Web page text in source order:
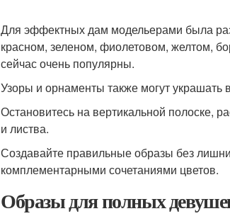
Для эффектных дам модельерами была
красном, зеленом, фиолетовом, желтом,
сейчас очень популярны.
Узоры и орнаменты также могут
Остановитесь на вертикальной полоске,
и листва.
Создавайте правильные образы без
комплементарными сочетаниями цветов.
Образы для полных